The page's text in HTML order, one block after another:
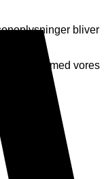
bliver
med vores